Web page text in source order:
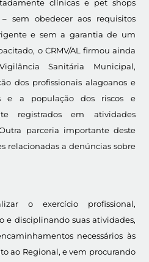
clínicas e pet shops
– sem obedecer aos requisitos
e sem a garantia de um
o CRMV/AL firmou ainda
Sanitária Municipal,
dos profissionais alagoanos e
e a população dos riscos e
registrados em atividades
parceria importante deste
relacionadas a denúncias sobre
o exercício profissional,
e disciplinando suas atividades,
necessários às
ao Regional, e vem procurando